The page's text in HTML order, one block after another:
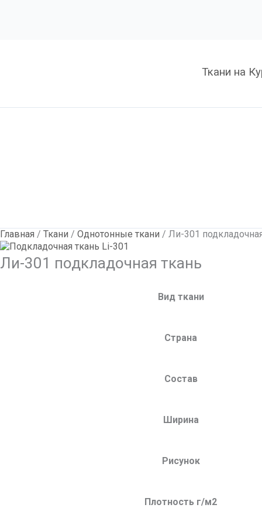
Ткани на
Главная / Ткани / Однотонные ткани / Ли-301
Ли-301 подкладочная ткань
Вид ткани
Страна
Состав
Ширина
Рисунок
Плотность г/м2